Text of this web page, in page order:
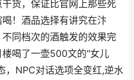
货，保证比官网上那些死
！酒品选择有讲究在汴
同档次的酒触发的效果完
喝了一壶500文的"女儿
，NPC对话选项全变红,逆水